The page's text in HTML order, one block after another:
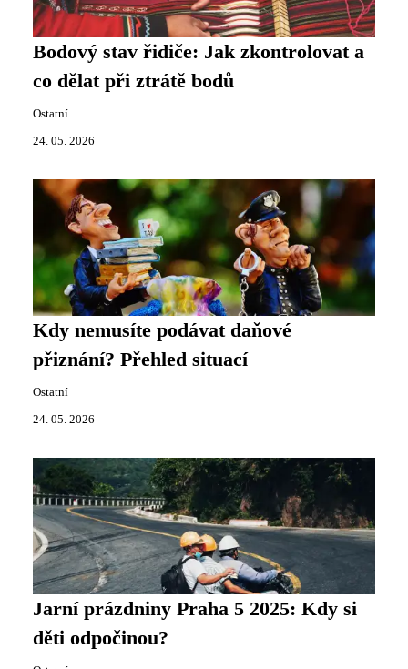
Bodový stav řidiče: Jak zkontrolovat a
co dělat při ztrátě bodů
Ostatní
24. 05. 2026
Kdy nemusíte podávat daňové
přiznání? Přehled situací
Ostatní
24. 05. 2026
Jarní prázdniny Praha 5 2025: Kdy si
děti odpočinou?